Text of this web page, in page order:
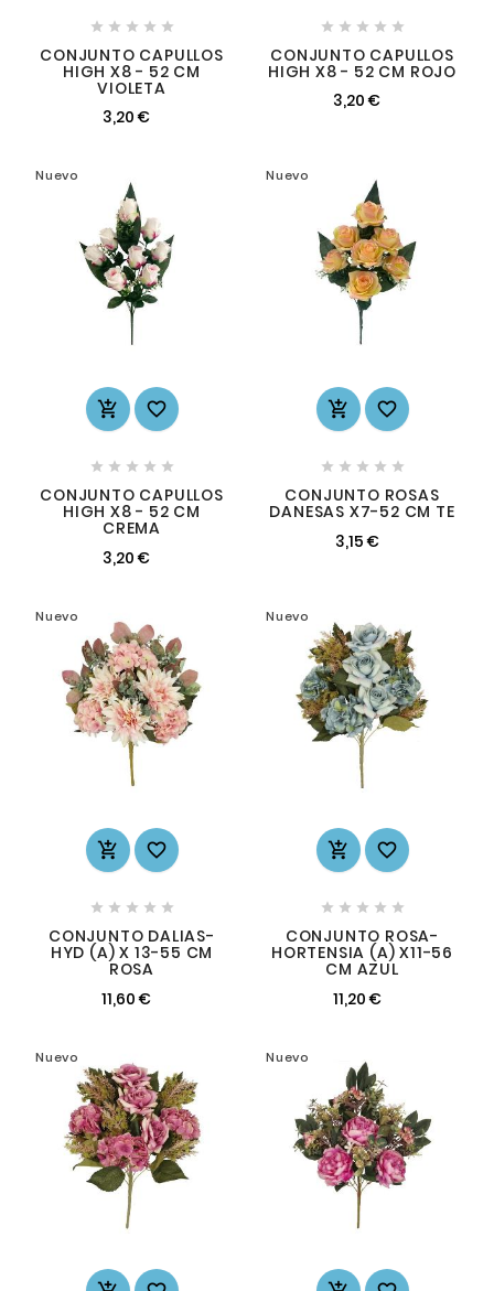
    
CONJUNTO CAPULLOS
HIGH X8 - 52 CM
VIOLETA
3,20 €
    
CONJUNTO CAPULLOS
HIGH X8 - 52 CM ROJO
3,20 €
Nuevo
 
    
CONJUNTO CAPULLOS
HIGH X8 - 52 CM
CREMA
3,20 €
Nuevo
 
    
CONJUNTO ROSAS
DANESAS X7-52 CM TE
3,15 €
Nuevo
 
    
CONJUNTO DALIAS-
HYD (A) X 13-55 CM
ROSA
11,60 €
Nuevo
 
    
CONJUNTO ROSA-
HORTENSIA (A) X11-56
CM AZUL
11,20 €
Nuevo Nuevo